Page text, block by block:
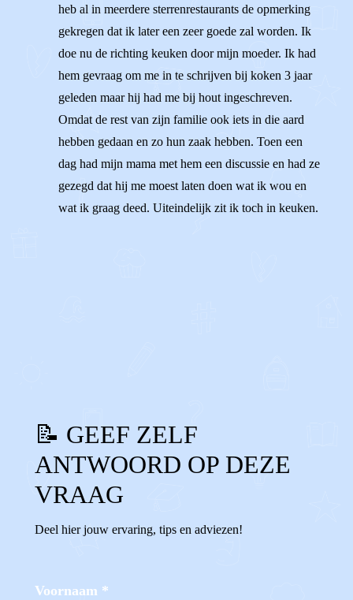
heb al in meerdere sterrenrestaurants de opmerking
gekregen dat ik later een zeer goede zal worden. Ik
doe nu de richting keuken door mijn moeder. Ik had
hem gevraag om me in te schrijven bij koken 3 jaar
geleden maar hij had me bij hout ingeschreven.
Omdat de rest van zijn familie ook iets in die aard
hebben gedaan en zo hun zaak hebben. Toen een
dag had mijn mama met hem een discussie en had ze
gezegd dat hij me moest laten doen wat ik wou en
wat ik graag deed. Uiteindelijk zit ik toch in keuken.
📝 GEEF ZELF
ANTWOORD OP DEZE
VRAAG
Deel hier jouw ervaring, tips en adviezen!
Voornaam *